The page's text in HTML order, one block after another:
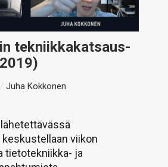
tekniikkakatsaus-
/Juha Kokkonen
viikon
tietotekniikka- ja